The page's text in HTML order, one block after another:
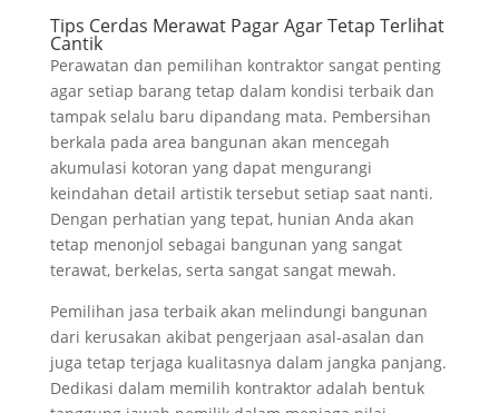
Tips Cerdas Merawat Pagar Agar Tetap Terlihat
Cantik
Perawatan dan pemilihan kontraktor sangat penting
agar setiap barang tetap dalam kondisi terbaik dan
tampak selalu baru dipandang mata. Pembersihan
berkala pada area bangunan akan mencegah
akumulasi kotoran yang dapat mengurangi
keindahan detail artistik tersebut setiap saat nanti.
Dengan perhatian yang tepat, hunian Anda akan
tetap menonjol sebagai bangunan yang sangat
terawat, berkelas, serta sangat sangat mewah.
Pemilihan jasa terbaik akan melindungi bangunan
dari kerusakan akibat pengerjaan asal-asalan dan
juga tetap terjaga kualitasnya dalam jangka panjang.
Dedikasi dalam memilih kontraktor adalah bentuk